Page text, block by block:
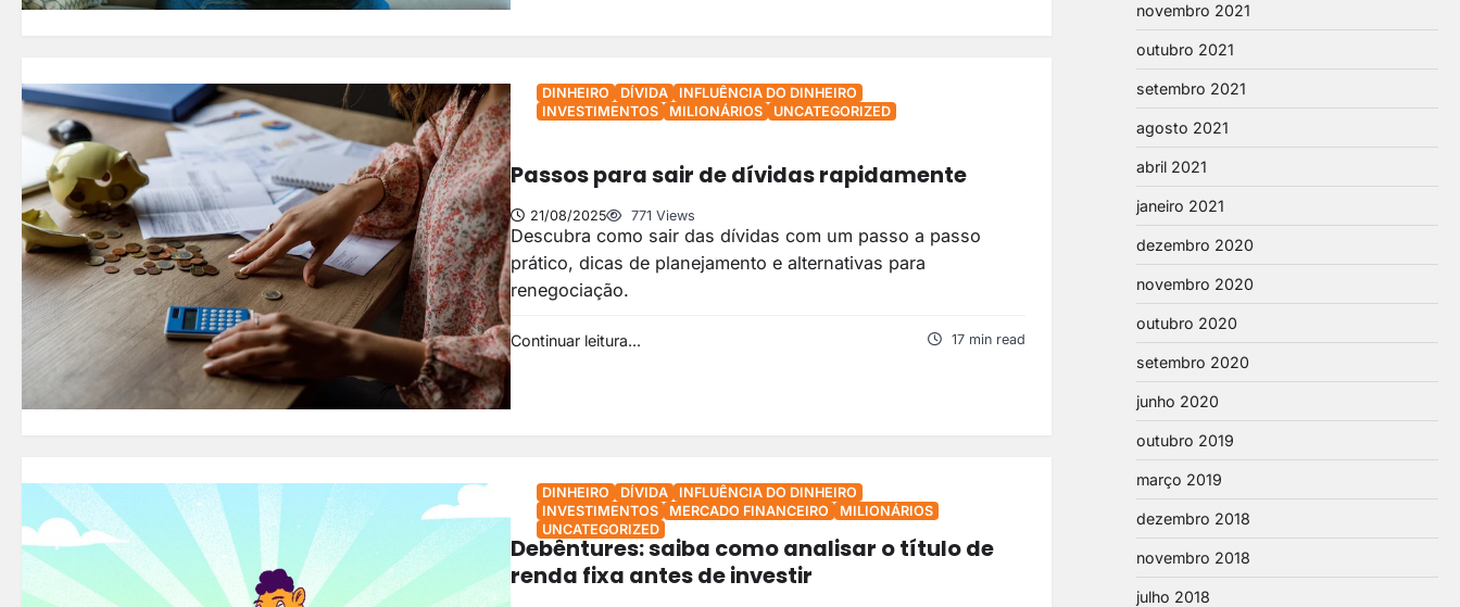
DINHEIRO DÍVIDA
INFLUÊNCIA DO DINHEIRO
INVESTIMENTOS
MILIONÁRIOS UNCATEGORIZED
Passos para sair de dívidas rapidamente
21/08/2025 771 Views
Descubra como sair das dívidas com um passo a passo
prático, dicas de planejamento e alternativas para
renegociação.
Continuar leitura... 17 min read
DINHEIRO DÍVIDA
INFLUÊNCIA DO DINHEIRO
INVESTIMENTOS
MERCADO FINANCEIRO
MILIONÁRIOS
UNCATEGORIZED
Debêntures: saiba como analisar o título de
renda fixa antes de investir
novembro 2021
outubro 2021
setembro 2021
agosto 2021
abril 2021
janeiro 2021
dezembro 2020
novembro 2020
outubro 2020
setembro 2020
junho 2020
outubro 2019
março 2019
dezembro 2018
novembro 2018
julho 2018